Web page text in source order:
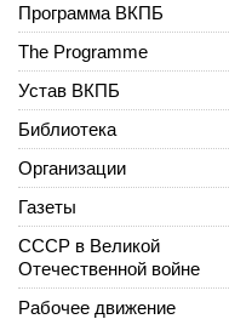
Программа ВКПБ
The Programme
Устав ВКПБ
Библиотека
Организации
Газеты
СССР в Великой
Отечественной войне
Рабочее движение